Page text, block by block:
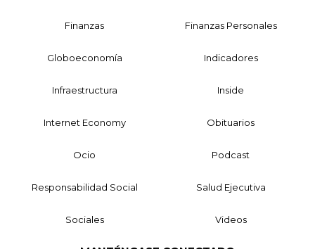
Finanzas Finanzas Personales
Globoeconomía Indicadores
Infraestructura Inside
Internet Economy Obituarios
Ocio Podcast
Responsabilidad Social Salud Ejecutiva
Sociales Videos